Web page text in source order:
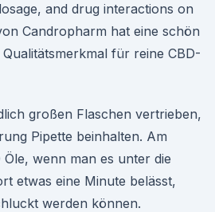
and drug interactions on
Candropharm hat eine schön
für reine CBD-
großen Flaschen vertrieben,
Pipette beinhalten. Am
wenn man es unter die
etwas eine Minute belässt,
werden können.